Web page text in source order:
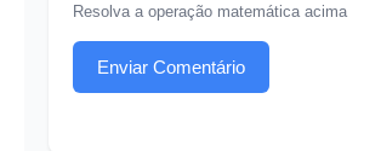
Resolva a operação matemática acima
Enviar Comentário